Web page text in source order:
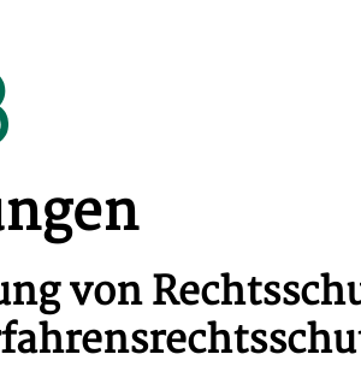
von